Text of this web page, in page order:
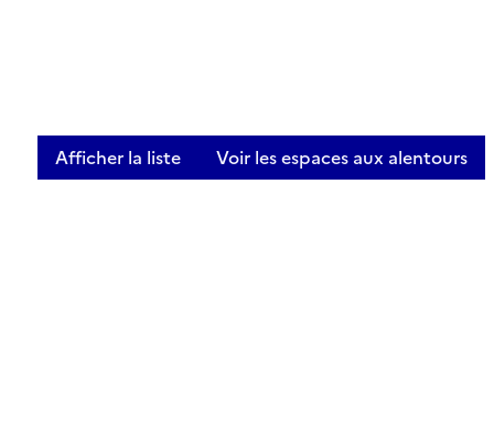
Afficher la liste Voir les espaces aux alentours